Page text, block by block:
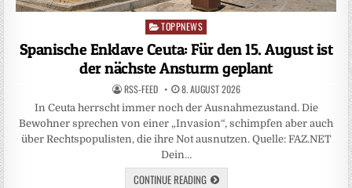
Posted
in
TOPPNEWS
Spanische Enklave Ceuta: Für den 15. August ist
der nächste Ansturm geplant
RSS-FEED 8. AUGUST 2026
In Ceuta herrscht immer noch der Ausnahmezustand. Die
Bewohner sprechen von einer „Invasion“, schimpfen aber auch
über Rechtspopulisten, die ihre Not ausnutzen. Quelle: FAZ.NET
Dein…
CONTINUE READING